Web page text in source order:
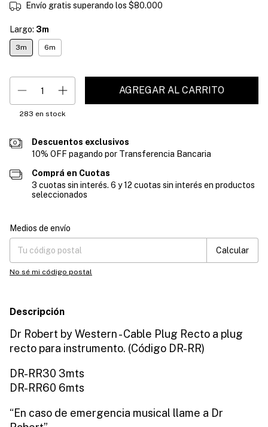
Envío gratis superando los $80.000
Largo: 3m
3m 6m
283 en stock
Descuentos exclusivos
10% OFF pagando por Transferencia Bancaria
Comprá en Cuotas
3 cuotas sin interés. 6 y 12 cuotas sin interés en productos
seleccionados
Entregas para el CP:
Medios de envío
Calcular
No sé mi código postal
Descripción
Dr Robert by Western - Cable Plug Recto a plug
recto para instrumento. (Código DR-RR)
DR-RR30 3mts
DR-RR60 6mts
“En caso de emergencia musical llame a Dr